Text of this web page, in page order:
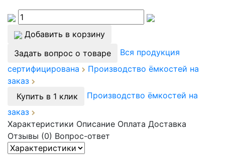
Добавить в корзину
Задать вопрос о товаре
Вся продукция
сертифицирована
Производство ёмкостей на
заказ
Купить в 1 клик
Производство ёмкостей на
заказ
Характеристики Описание Оплата Доставка
Отзывы (0) Вопрос-ответ